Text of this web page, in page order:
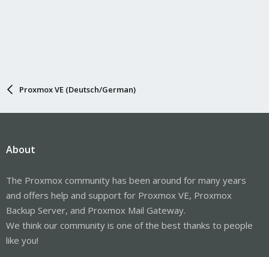
Proxmox VE (Deutsch/German)
About
The Proxmox community has been around for many years
and offers help and support for Proxmox VE, Proxmox
Backup Server, and Proxmox Mail Gateway.
We think our community is one of the best thanks to people
like you!